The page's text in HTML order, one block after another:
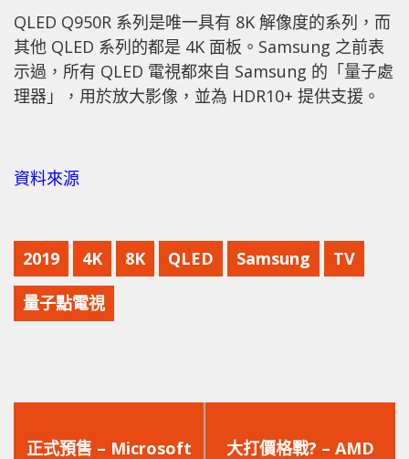
QLED Q950R 系列是唯一具有 8K 解像度的系列，而
其他 QLED 系列的都是 4K 面板。Samsung 之前表
示過，所有 QLED 電視都來自 Samsung 的「量子處
理器」，用於放大影像，並為 HDR10+ 提供支援。
資料來源
2019 4K 8K QLED Samsung TV
量子點電視
一
正式預售 – Microsoft
一
大打價格戰? – AMD